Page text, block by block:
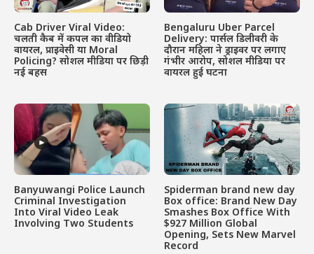
Cab Driver Viral Video:
चलती कैब में कपल का वीडियो
वायरल, प्राइवेसी या Moral
Policing? सोशल मीडिया पर छिड़ी
नई बहस
Bengaluru Uber Parcel
Delivery: पार्सल डिलीवरी के
दौरान महिला ने ड्राइवर पर लगाए
गंभीर आरोप, सोशल मीडिया पर
वायरल हुई घटना
Banyuwangi Police Launch
Criminal Investigation
Into Viral Video Leak
Involving Two Students
Spiderman brand new day
Box office: Brand New Day
Smashes Box Office With
$927 Million Global
Opening, Sets New Marvel
Record